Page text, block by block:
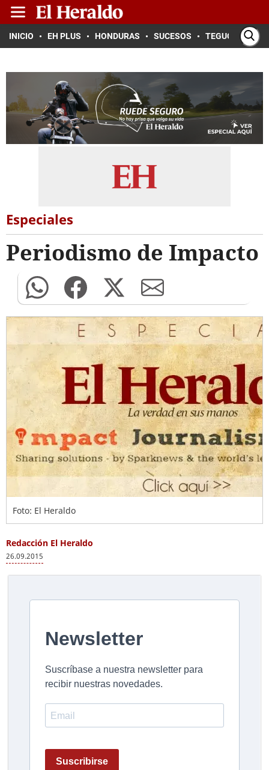
INICIO EH PLUS HONDURAS SUCESOS TEGUCIGALPA
Especiales
Periodismo de Impacto
Foto: El Heraldo
Redacción El Heraldo
26.09.2015